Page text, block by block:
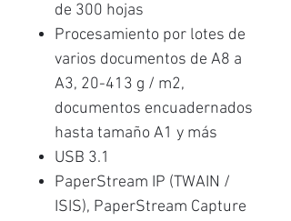
de 300 hojas
Procesamiento por lotes de
varios documentos de A8 a
A3, 20-413 g / m2,
documentos encuadernados
hasta tamaño A1 y más
USB 3.1
PaperStream IP (TWAIN /
ISIS), PaperStream Capture